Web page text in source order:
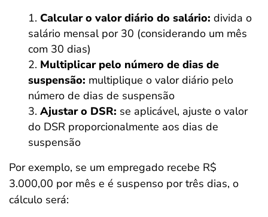
Calcular o valor diário do salário: divida o
salário mensal por 30 (considerando um mês
com 30 dias)
Multiplicar pelo número de dias de
suspensão: multiplique o valor diário pelo
número de dias de suspensão
Ajustar o DSR: se aplicável, ajuste o valor
do DSR proporcionalmente aos dias de
suspensão
Por exemplo, se um empregado recebe R$
3.000,00 por mês e é suspenso por três dias, o
cálculo será: